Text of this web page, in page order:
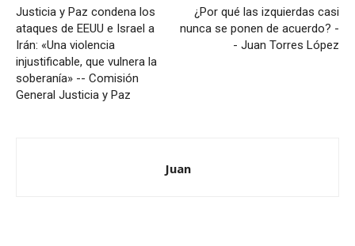
Justicia y Paz condena los
ataques de EEUU e Israel a
Irán: «Una violencia
injustificable, que vulnera la
soberanía» -- Comisión
General Justicia y Paz
¿Por qué las izquierdas casi
nunca se ponen de acuerdo? -
- Juan Torres López
Juan